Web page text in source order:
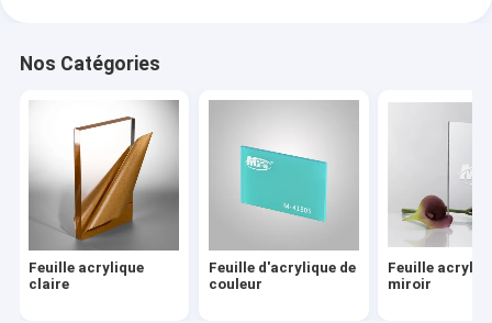
Feuille acrylique de scintillement
Feuille en plastique d'ESD
Plaque guide légère acrylique
Acrylique ignifuge
Nos Catégories
Feuille acrylique
claire
Feuille d'acrylique de
couleur
Feuille
miroir